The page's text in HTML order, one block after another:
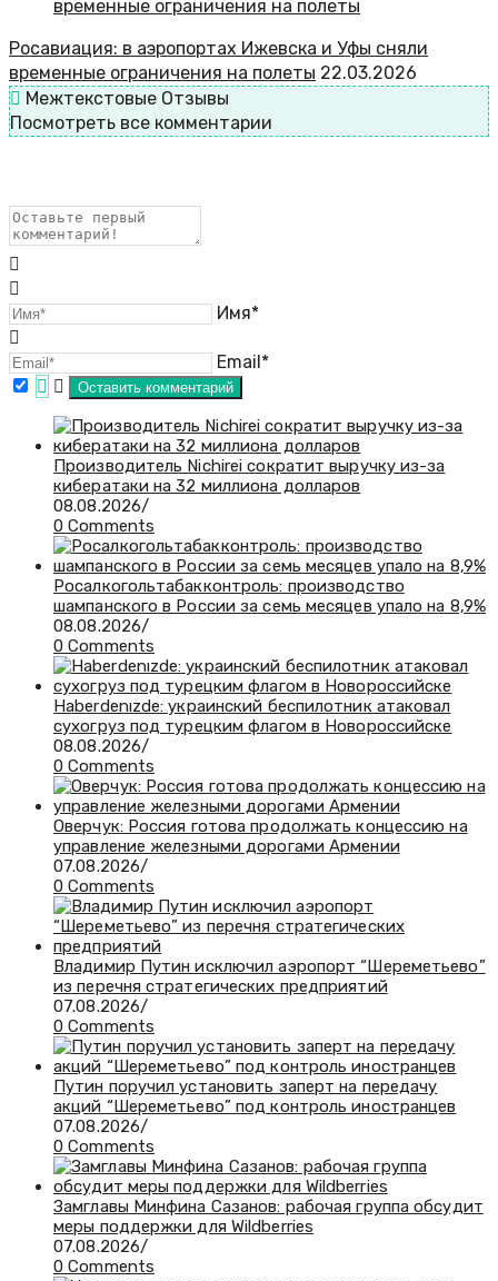
Росавиация: в аэропортах Ижевска и Уфы сняли
временные ограничения на полеты 22.03.2026
Межтекстовые Отзывы
Посмотреть все комментарии
Имя*
Email*
Производитель Nichirei сократит выручку из-за
кибератаки на 32 миллиона долларов
08.08.2026/
0 Comments
Росалкогольтабакконтроль: производство
шампанского в России за семь месяцев упало на 8,9%
08.08.2026/
0 Comments
Haberdenızde: украинский беспилотник атаковал
сухогруз под турецким флагом в Новороссийске
08.08.2026/
0 Comments
Оверчук: Россия готова продолжать концессию на
управление железными дорогами Армении
07.08.2026/
0 Comments
Владимир Путин исключил аэропорт “Шереметьево”
из перечня стратегических предприятий
07.08.2026/
0 Comments
Путин поручил установить заперт на передачу
акций “Шереметьево” под контроль иностранцев
07.08.2026/
0 Comments
Замглавы Минфина Сазанов: рабочая группа обсудит
меры поддержки для Wildberries
07.08.2026/
0 Comments